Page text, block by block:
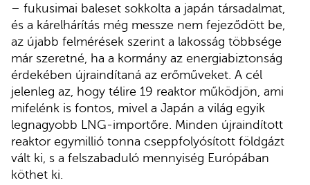
– fukusimai baleset sokkolta a japán társadalmat,
és a kárelhárítás még messze nem fejeződött be,
az újabb felmérések szerint a lakosság többsége
már szeretné, ha a kormány az energiabiztonság
érdekében újraindítaná az erőműveket. A cél
jelenleg az, hogy télire 19 reaktor működjön, ami
mifelénk is fontos, mivel a Japán a világ egyik
legnagyobb LNG-importőre. Minden újraindított
reaktor egymillió tonna cseppfolyósított földgázt
vált ki, s a felszabaduló mennyiség Európában
köthet ki.